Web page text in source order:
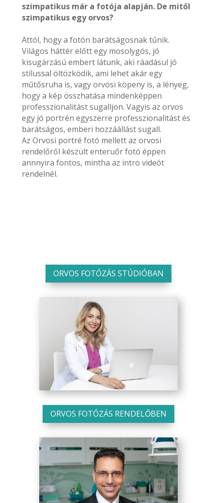
szimpatikus már a fotója alapján. De mitől
szimpatikus egy orvos?
Attól, hogy a fotón barátságosnak tűnik.
Világos háttér előtt egy mosolygós, jó
kisugárzású embert látunk, aki ráadásul jó
stílussal öltözködik, ami lehet akár egy
műtősruha is, vagy orvosi köpeny is, a lényeg,
hogy a kép összhatása mindenképpen
professzionalitást sugalljon. Vagyis az orvos
egy jó portrén egyszerre professzionalitást és
barátságos, emberi hozzáállást sugall.
Az Orvosi portré fotó mellett az orvosi
rendelőről készült enteruőr fotó éppen
annnyira fontos, mintha az intro videót
rendelnél.
ORVOS FOTÓZÁS STÚDIÓBAN
ORVOS FOTÓZÁS RENDELŐBEN